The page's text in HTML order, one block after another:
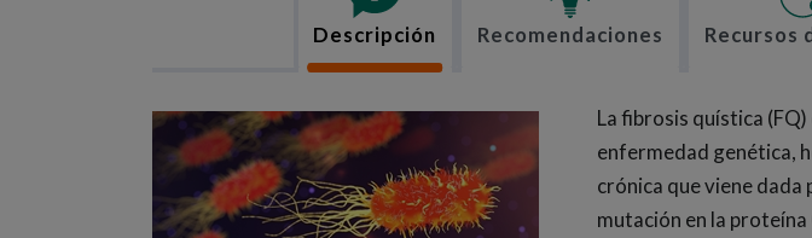
Descripción Recomendaciones Recursos
La fibrosis quística (FQ)
enfermedad genética,
crónica que viene dada
mutación en la proteína